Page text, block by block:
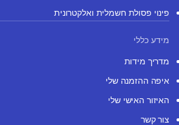
פינוי פסולת חשמלית ואלקטרונית
מידע כללי
מדריך מידות
איפה ההזמנה שלי
האיזור האישי שלי
צור קשר